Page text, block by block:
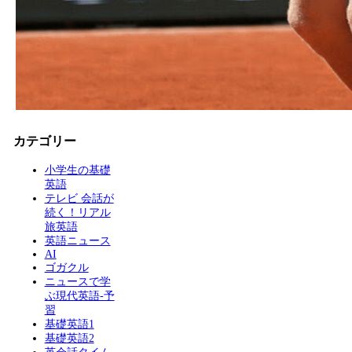
カテゴリー
小学生の基礎
英語
テレビ 会話が
続く！リアル
旅英語
英語ニュース
AI
ゴガクル
ニュースで学
ぶ現代英語-予
習
基礎英語1
基礎英語2